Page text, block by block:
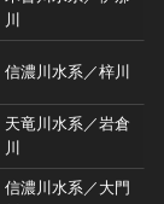
川
信濃川水系／梓川
天竜川水系／岩倉
川
信濃川水系／大門